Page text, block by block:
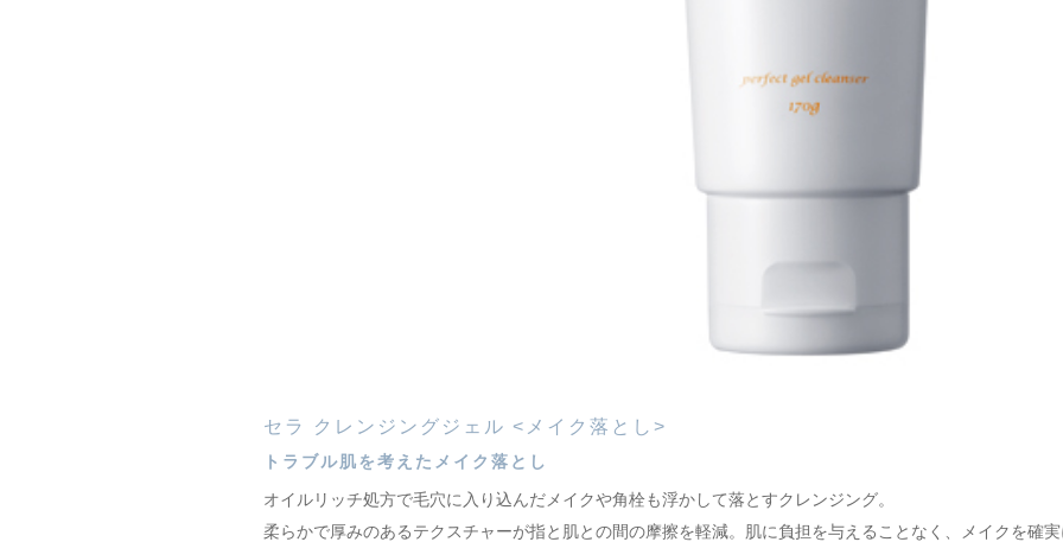
セラ クレンジングジェル <メイク落とし>
トラブル肌を考えたメイク落とし
オイルリッチ処方で毛穴に入り込んだメイクや角栓も浮かして落とすクレンジング。
柔らかで厚みのあるテクスチャーが指と肌との間の摩擦を軽減。肌に負担を与えることなく、メイクを確実